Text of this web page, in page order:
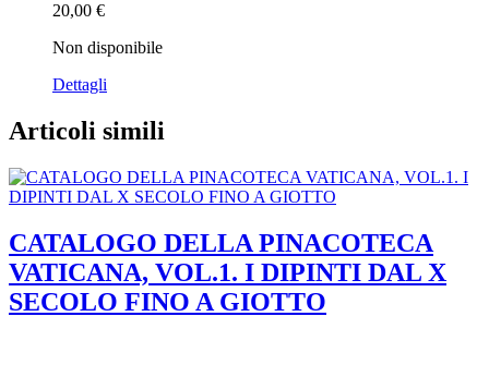
20,00 €
Non disponibile
Dettagli
Articoli simili
CATALOGO DELLA PINACOTECA
VATICANA, VOL.1. I DIPINTI DAL X
SECOLO FINO A GIOTTO